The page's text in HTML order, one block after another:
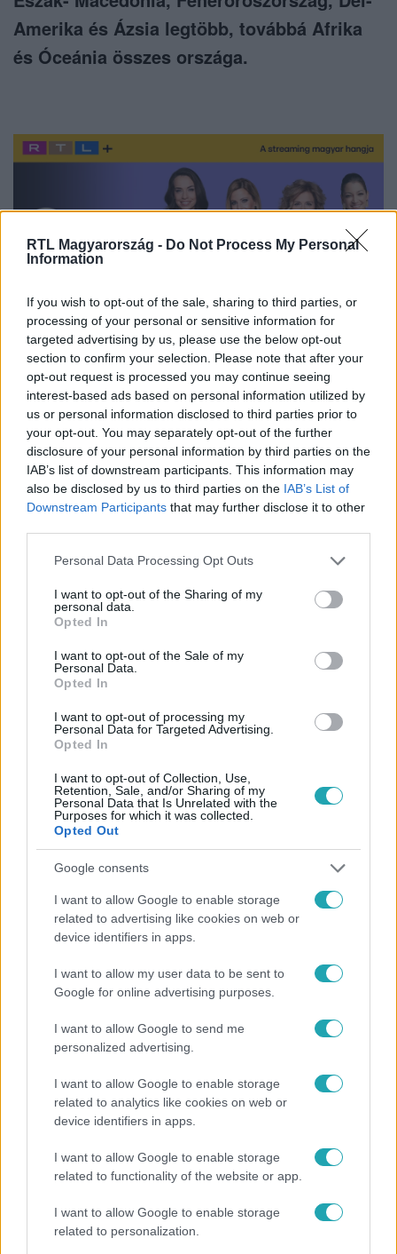
RTL Magyarország - Do Not Process My Personal
Information
If you wish to opt-out of the sale, sharing to third parties, or
processing of your personal or sensitive information for
targeted advertising by us, please use the below opt-out
section to confirm your selection. Please note that after your
opt-out request is processed you may continue seeing
interest-based ads based on personal information utilized by
us or personal information disclosed to third parties prior to
your opt-out. You may separately opt-out of the further
disclosure of your personal information by third parties on the
IAB’s list of downstream participants. This information may
also be disclosed by us to third parties on the IAB’s List of
Downstream Participants that may further disclose it to other
Please note that this website/app uses one or more Google
not limited to your visit or usage behaviour. You may click to
grant or deny consent to Google and its third-party tags to
use your data for below specified purposes in below Google
consent section.
Personal Data Processing Opt Outs
I want to opt-out of the Sharing of my
personal data.
Opted In
I want to opt-out of the Sale of my
Personal Data.
Opted In
I want to opt-out of processing my
Personal Data for Targeted Advertising.
Opted In
I want to opt-out of Collection, Use,
Retention, Sale, and/or Sharing of my
Personal Data that Is Unrelated with the
Purposes for which it was collected.
Opted Out
Google consents
I want to allow Google to enable storage
related to advertising like cookies on web or
device identifiers in apps.
I want to allow my user data to be sent to
Google for online advertising purposes.
I want to allow Google to send me
personalized advertising.
I want to allow Google to enable storage
related to analytics like cookies on web or
device identifiers in apps.
I want to allow Google to enable storage
related to functionality of the website or app.
I want to allow Google to enable storage
related to personalization.
Amerika és Ázsia legtöbb, továbbá Afrika
és Óceánia összes országa.
Nézd vissza a Fókusz adásait az RTL+-on!
Itt állítsd be, hogy az RTL.hu az elsők között
legyen a Google-találatokban!
Kövess minket, és értesülj a friss hírekről a
Facebookon is!
KORONAVÍRUS-JÁRVÁNY ORSZÁGOK
SPANYOLORSZÁG # KARANTÉN
Népszerű